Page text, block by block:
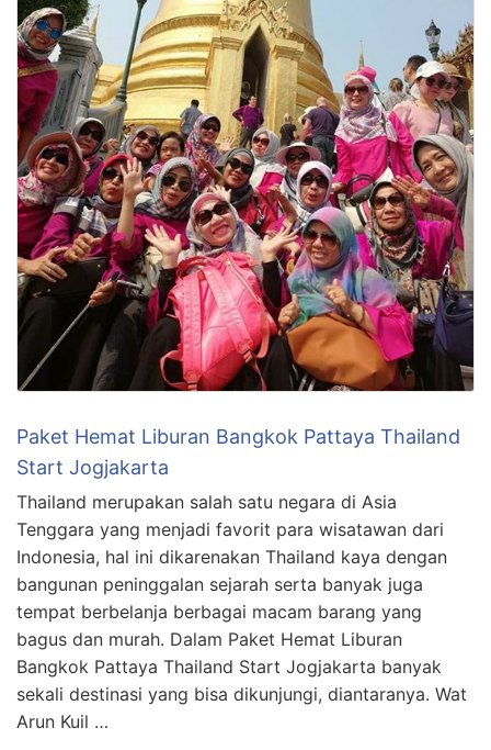
Paket Hemat Liburan Bangkok Pattaya Thailand
Start Jogjakarta
Thailand merupakan salah satu negara di Asia
Tenggara yang menjadi favorit para wisatawan dari
Indonesia, hal ini dikarenakan Thailand kaya dengan
bangunan peninggalan sejarah serta banyak juga
tempat berbelanja berbagai macam barang yang
bagus dan murah. Dalam Paket Hemat Liburan
Bangkok Pattaya Thailand Start Jogjakarta banyak
sekali destinasi yang bisa dikunjungi, diantaranya. Wat
Arun Kuil …